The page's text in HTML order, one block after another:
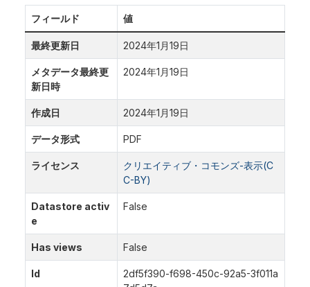
フィールド 値
最終更新日 2024年1月19日
メタデータ最終更
新日時
2024年1月19日
作成日 2024年1月19日
データ形式 PDF
ライセンス
クリエイティブ・コモンズ-表示(C
C-BY)
Datastore activ
e
False
Has views False
Id
2df5f390-f698-450c-92a5-3f011a